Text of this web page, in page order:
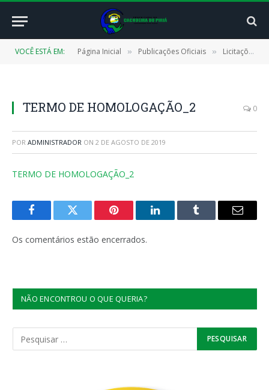
VOCÊ ESTÁ EM: Página Inicial » Publicações Oficiais » Licitações
TERMO DE HOMOLOGAÇÃO_2 0
POR ADMINISTRADOR ON 2 DE AGOSTO DE 2019
TERMO DE HOMOLOGAÇÃO_2
FacebookTwitter Pinterest LinkedInTumblr
E-
Os comentários estão encerrados.
NÃO ENCONTROU O QUE QUERIA?